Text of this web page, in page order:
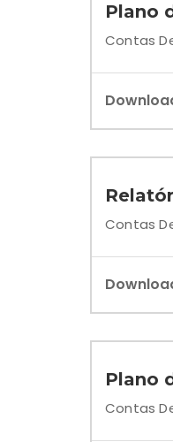
Plano
Contas
Contas
Plano
Contas